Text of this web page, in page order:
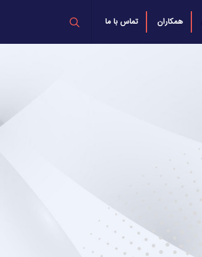
همکاران تماس با ما